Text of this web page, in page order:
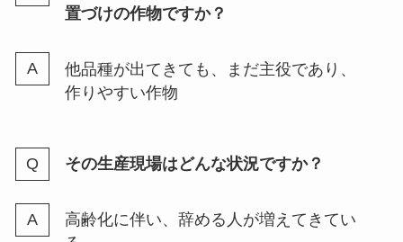
置づけの作物ですか？
他品種が出てきても、まだ主役であり、
作りやすい作物
その生産現場はどんな状況ですか？
高齢化に伴い、辞める人が増えてきてい